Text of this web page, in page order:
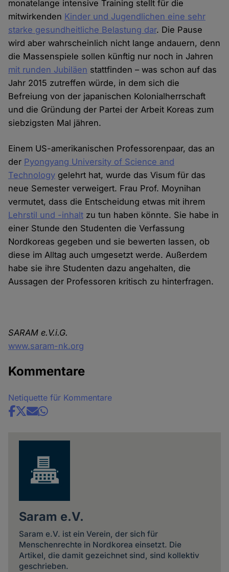
monatelange intensive Training stellt für die
mitwirkenden Kinder und Jugendlichen eine sehr
starke gesundheitliche Belastung dar. Die Pause
wird aber wahrscheinlich nicht lange andauern, denn
die Massenspiele sollen künftig nur noch in Jahren
mit runden Jubiläen stattfinden – was schon auf das
Jahr 2015 zutreffen würde, in dem sich die
Befreiung von der japanischen Kolonialherrschaft
und die Gründung der Partei der Arbeit Koreas zum
siebzigsten Mal jähren.
Einem US-amerikanischen Professorenpaar, das an
der Pyongyang University of Science and
Technology gelehrt hat, wurde das Visum für das
neue Semester verweigert. Frau Prof. Moynihan
vermutet, dass die Entscheidung etwas mit ihrem
Lehrstil und -inhalt zu tun haben könnte. Sie habe in
einer Stunde den Studenten die Verfassung
Nordkoreas gegeben und sie bewerten lassen, ob
diese im Alltag auch umgesetzt werde. Außerdem
habe sie ihre Studenten dazu angehalten, die
Aussagen der Professoren kritisch zu hinterfragen.
SARAM e.V.i.G.
www.saram-nk.org
Kommentare
Netiquette für Kommentare
Share
Saram e.V.
Saram e.V. ist ein Verein, der sich für
Menschenrechte in Nordkorea einsetzt. Die
Artikel, die damit gezeichnet sind, sind kollektiv
geschrieben.